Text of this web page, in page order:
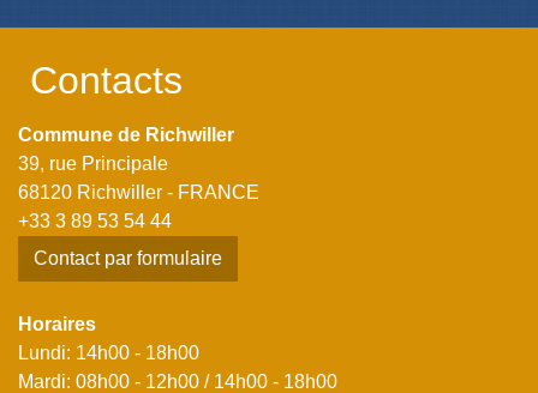
Contacts
Commune de Richwiller
39, rue Principale
68120 Richwiller - FRANCE
+33 3 89 53 54 44
Contact par formulaire
Horaires
Lundi: 14h00 - 18h00
Mardi: 08h00 - 12h00 / 14h00 - 18h00